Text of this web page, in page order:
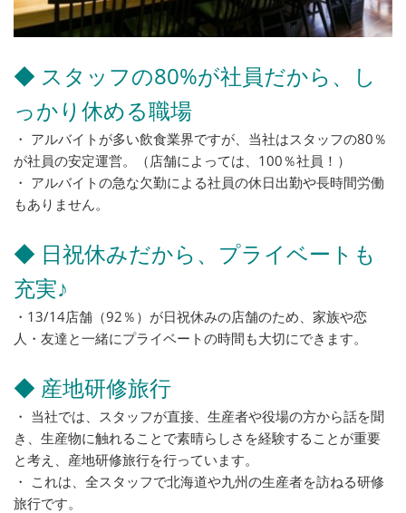
◆ スタッフの80%が社員だから、し
っかり休める職場
・ アルバイトが多い飲食業界ですが、当社はスタッフの80％
が社員の安定運営。（店舗によっては、100％社員！）
・ アルバイトの急な欠勤による社員の休日出勤や長時間労働
もありません。
◆ 日祝休みだから、プライベートも
充実♪
・13/14店舗（92％）が日祝休みの店舗のため、家族や恋
人・友達と一緒にプライベートの時間も大切にできます。
◆ 産地研修旅行
・ 当社では、スタッフが直接、生産者や役場の方から話を聞
き、生産物に触れることで素晴らしさを経験することが重要
と考え、産地研修旅行を行っています。
・ これは、全スタッフで北海道や九州の生産者を訪ねる研修
旅行です。